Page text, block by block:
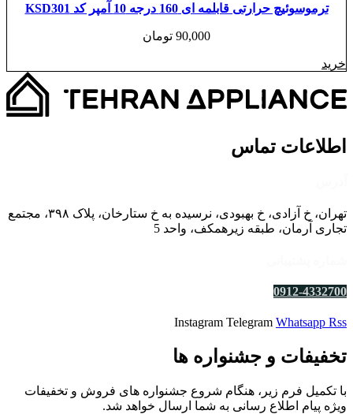
ترموسوئیچ حرارتی قابلمه ای 160 درجه 10 آمپر کد KSD301
90,000 تومان
خرید
اطلاعات تماس
تهران، خ آزادی، خ بهبودی، نرسیده به خ ستارخان، پلاک ۳۹۸، مجتمع
تجاری آرمان، طبقه زیرهمکف، واحد 5
0912-4332700
Instagram Telegram Whatsapp Rss
تخفیفات و جشنواره ها
با تکمیل فرم زیر، هنگام شروع جشنواره های فروش و تخفیفات
ویژه پیام اطلاع رسانی به شما ارسال خواهد شد.